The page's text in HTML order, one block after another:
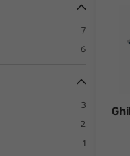
7
6
3
2
1